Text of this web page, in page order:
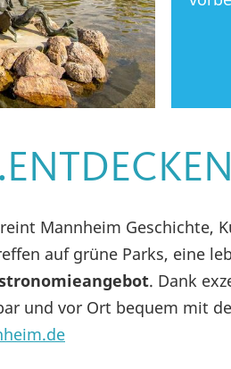
Mannheim Geschichte,
auf grüne Parks, eine
. Dank
und vor Ort bequem mit